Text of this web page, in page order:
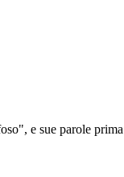
e sue parole